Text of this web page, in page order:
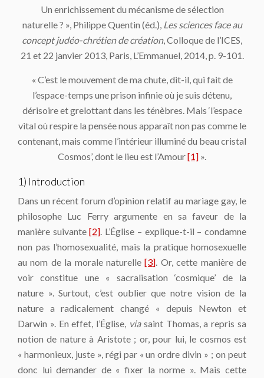
Un enrichissement du mécanisme de sélection
naturelle ? », Philippe Quentin (éd.), Les sciences face au
concept judéo-chrétien de création, Colloque de l’ICES,
21 et 22 janvier 2013, Paris, L’Emmanuel, 2014, p. 9-101.
« C’est le mouvement de ma chute, dit-il, qui fait de
l’espace-temps une prison infinie où je suis détenu,
dérisoire et grelottant dans les ténèbres. Mais ‘l’espace
vital où respire la pensée nous apparaît non pas comme le
contenant, mais comme l’intérieur illuminé du beau cristal
Cosmos’, dont le lieu est l’Amour[1] ».
1) Introduction
Dans un récent forum d’opinion relatif au mariage gay, le
philosophe Luc Ferry argumente en sa faveur de la
manière suivante[2]. L’Église – explique-t-il – condamne
non pas l’homosexualité, mais la pratique homosexuelle
au nom de la morale naturelle[3]. Or, cette manière de
voir constitue une « sacralisation ‘cosmique’ de la
nature ». Surtout, c’est oublier que notre vision de la
nature a radicalement changé « depuis Newton et
Darwin ». En effet, l’Église, viasaint Thomas, a repris sa
notion de nature à Aristote ; or, pour lui, le cosmos est
« harmonieux, juste », régi par « un ordre divin » ; on peut
donc lui demander de « fixer la norme ». Mais cette